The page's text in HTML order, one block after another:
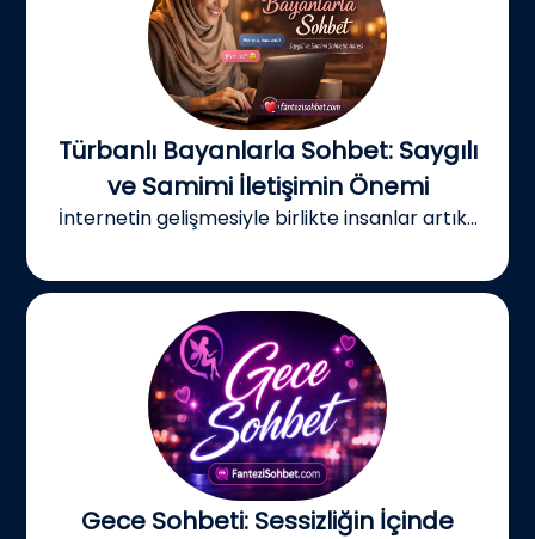
Türbanlı Bayanlarla Sohbet: Saygılı
ve Samimi İletişimin Önemi
İnternetin gelişmesiyle birlikte insanlar artık...
Gece Sohbeti: Sessizliğin İçinde